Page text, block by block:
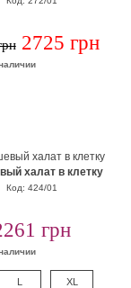
2725 грн
халат в клетку
Код: 424/01
грн
L XL